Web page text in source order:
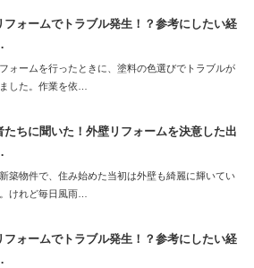
フォームでトラブル発生！？参考にしたい経
ォームを行ったときに、塗料の色選びでトラブルが
した。作業を依…
たちに聞いた！外壁リフォームを決意した出
築物件で、住み始めた当初は外壁も綺麗に輝いてい
けれど毎日風雨…
フォームでトラブル発生！？参考にしたい経